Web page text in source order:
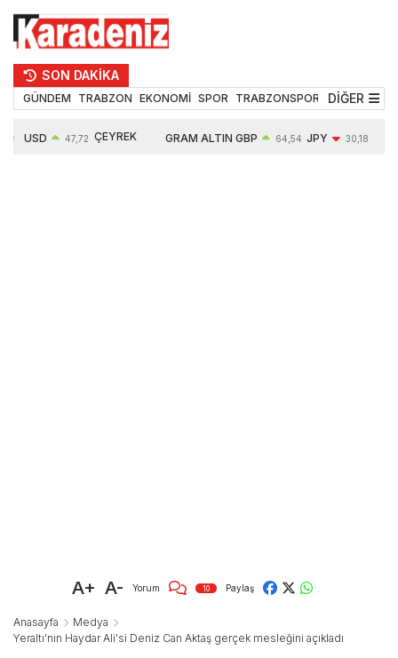
SON DAKİKA
GÜNDEM TRABZON EKONOMİ SPOR TRABZONSPOR TEKNOLOJİ
DİĞER
USD 47,72 ÇEYREK GRAM ALTIN GBP 64,54 JPY 30,18
A+ A- Yorum 10 Paylaş
Anasayfa
Medya
Yeraltı'nın Haydar Ali'si Deniz Can Aktaş gerçek mesleğini açıkladı